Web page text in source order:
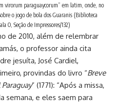
virorum paraguaycorum” em latim, onde, no
o jogo de bola dos Guaranis (Biblioteca
O, Seção de Impressores/132)
de 2010, além de relembrar
o professor ainda cita
jesuíta, José Cardiel,
provindas do livro “Breve
” (1771): “Após a missa,
semana, e eles saem para